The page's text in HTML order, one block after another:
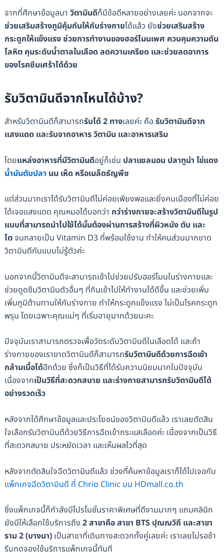
จากที่ศึกษาข้อมูลมา วิตามินดีก็มีข้อดีหลายอย่างเลยค่ะ นอกจากจะ
ช่วยเสริมสร้างภูมิคุ้มกันให้กับร่างกายได้แล้ว ยังช่วยเสริมสร้าง
กระดูกให้แข็งแรง ช่วยการทำงานของฮอร์โมนเพศ ควบคุมความดัน
โลหิต คุมระดับน้ำตาลในเลือด ลดความเครียด และช่วยลดอาการ
ของโรคซึมเศร้าได้ด้วย
รับวิตามินดีจากไหนได้บ้าง?
สำหรับวิตามินดีก็สามารถรับได้ 2 ทางเลยค่ะ คือรับวิตามินดีจาก
แสงแดด และรับจากอาหาร วิตามิน และอาหารเสริม
โดยแหล่งอาหารที่มีวิตามินดีอยู่ก็เช่น ปลาแซลมอน ปลาทูน่า ไข่แดง
น้ำมันตับปลา นม เห็ด หรือเมล็ดธัญพืช
แต่ส่วนมากเราได้รับวิตามินดีไม่ค่อยเพียงพอและยิ่งคนเมืองที่ไม่ค่อย
ได้เจอแสงแดด คุณหมอได้บอกว่า กว่าร่างกายจะสร้างวิตามินดีในรูป
แบบที่สามารถนำไปใช้ได้นั้นต้องผ่านการสร้างที่ผิวหนัง ตับ และ
ไตจนกลายเป็น Vitamin D3 ที่พร้อมใช้งาน ทำให้คนส่วนมากขาด
วิตามินดีกันแบบไม่รู้ตัวค่ะ
นอกจากนี้วิตามินดีจะสามารถเข้าไปช่วยปรับฮอร์โมนในร่างกายและ
ช่วยดูดซึมวิตามินตัวอื่นๆ ที่กินเข้าไปให้ทำงานได้ดีขึ้น และช่วยเพิ่ม
เพิ่มภูมิต้านทานให้กับร่างกาย ทำให้กระดูกแข็งแรง ไม่เป็นโรคกระดูก
พรุน โดยเฉพาะคุณแม่ๆ ที่เริ่มอายุมากด้วยนะคะ
ปัจจุบันเราสามารถตรวจเพื่อวัดระดับวิตามินดีในเลือดได้ และถ้า
ร่างกายของเราขาดวิตามินดีก็สามารถรับวิตามินดีด้วยการฉีดเข้า
กล้ามเนื้อได้อีกด้วย ซึ่งก็เป็นวิธีที่ได้รับความนิยมมากในปัจจุบัน
เนื่องจากเป็นวิธีที่สะดวกสบาย และร่างกายสามารถรับวิตามินดีได้
อย่างรวดเร็ว
หลังจากได้ศึกษาข้อมูลและประโยชน์ของวิตามินดีแล้ว เราเลยตัดสิน
ใจเลือกรับวิตามินดีด้วยวิธีการฉีดเข้ากระแสเลือดค่ะ เนื่องจากเป็นวิธี
ที่สะดวกสบาย ประหยัดเวลา และเห็นผลไวที่สุด
หลังจากตัดสินใจฉีดวิตามินดีแล้ว ช่วงที่ค้นหาข้อมูลเราก็ได้ไปเจอกับ
แพ็กเกจฉีดวิตามินดี ที่ Chrio Clinic บน HDmall.co.th
ซึ่งแพ็กเกจนี้ก็กำลังมีโปรโมชั่นราคาพิเศษที่ดีงามมากๆ แถมคลินิก
ยังมีให้เลือกใช้บริการถึง 2 สาขาคือ สาขา BTS ปุณณวิถี และสาขา
ราม 2 (บางนา)เป็นสาขาที่เดินทางสะดวกทั้งคู่เลยค่ะ เราเลยไม่รอช้า
รีบกดจองใช้บริการแพ็กเกจนี้ทันที